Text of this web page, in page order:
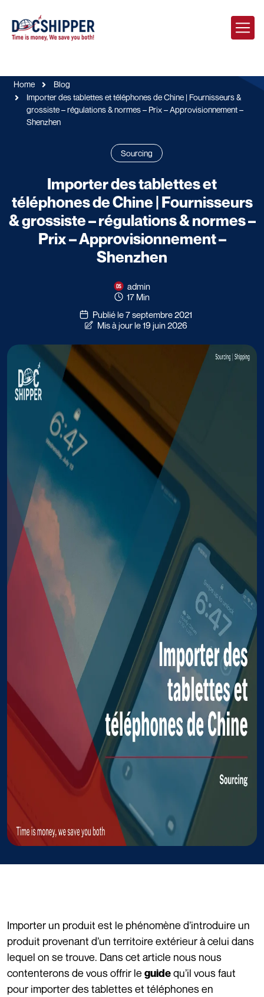
Home
Blog
Importer des tablettes et téléphones de Chine | Fournisseurs &
grossiste – régulations & normes – Prix – Approvisionnement –
Shenzhen
Sourcing
Importer des tablettes et
téléphones de Chine | Fournisseurs
& grossiste – régulations & normes –
Prix – Approvisionnement –
Shenzhen
admin
17 Min
Publié le 7 septembre 2021
Mis à jour le 19 juin 2026
Importer un produit est le phénomène d’introduire un
produit provenant d’un territoire extérieur à celui dans
lequel on se trouve. Dans cet article nous nous
contenterons de vous offrir le guidequ’il vous faut
pour importer des tablettes et téléphones en